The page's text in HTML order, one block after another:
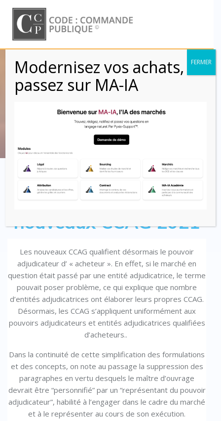
to
content
Acheteur – Maître
d’ouvrage (CCAG)
Code : Commande Publique
L’acheteur maître
nouveaux CCAG 2021
Les nouveaux CCAG qualifient désormais le pouvoir
adjudicateur d’ « acheteur ». En effet, si le marché en
question était passé par une entité adjudicatrice, le terme
pouvait poser problème, ce qui explique que nombre
d’entités adjudicatrices ont élaborer leurs propres CCAG.
Désormais, les CCAG s’appliquent uniformément aux
pouvoirs adjudicateurs et entités adjudicatrices qualifiées
d’acheteurs..
Dans la continuité de cette simplification des formulations
et des concepts, on note au passage la suppression des
paragraphes en vertu desquels le maître d’ouvrage
devrait être “personnifié” par un “représentant du pouvoir
adjudicateur”, habilité à l’engager dans le cadre du marché
et à le représenter au cours de son exécution.
Modernisez vos achats,
passez sur MA-IA
FERMER